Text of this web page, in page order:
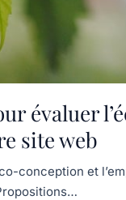
évaluer
site web
conception et